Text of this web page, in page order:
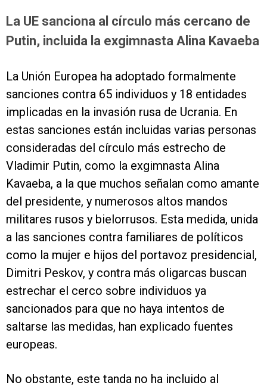
La UE sanciona al círculo más cercano de
Putin, incluida la exgimnasta Alina Kavaeba
La Unión Europea ha adoptado formalmente
sanciones contra 65 individuos y 18 entidades
implicadas en la invasión rusa de Ucrania. En
estas sanciones están incluidas varias personas
consideradas del círculo más estrecho de
Vladimir Putin, como la exgimnasta Alina
Kavaeba, a la que muchos señalan como amante
del presidente, y numerosos altos mandos
militares rusos y bielorrusos. Esta medida, unida
a las sanciones contra familiares de políticos
como la mujer e hijos del portavoz presidencial,
Dimitri Peskov, y contra más oligarcas buscan
estrechar el cerco sobre individuos ya
sancionados para que no haya intentos de
saltarse las medidas, han explicado fuentes
europeas.
No obstante, este tanda no ha incluido al